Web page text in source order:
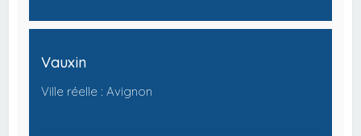
Vauxin
Ville réelle : Avignon